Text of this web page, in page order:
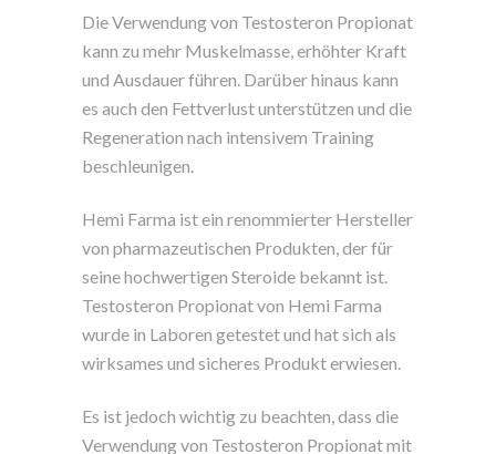
Die Verwendung von Testosteron Propionat
kann zu mehr Muskelmasse, erhöhter Kraft
und Ausdauer führen. Darüber hinaus kann
es auch den Fettverlust unterstützen und die
Regeneration nach intensivem Training
beschleunigen.
Hemi Farma ist ein renommierter Hersteller
von pharmazeutischen Produkten, der für
seine hochwertigen Steroide bekannt ist.
Testosteron Propionat von Hemi Farma
wurde in Laboren getestet und hat sich als
wirksames und sicheres Produkt erwiesen.
Es ist jedoch wichtig zu beachten, dass die
Verwendung von Testosteron Propionat mit